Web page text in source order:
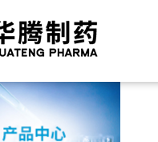
： 首页 产品中心